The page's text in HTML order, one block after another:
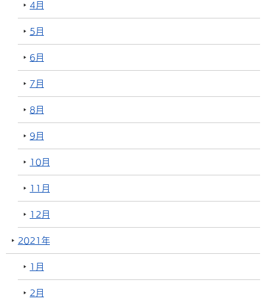
4月
5月
6月
7月
8月
9月
10月
11月
12月
2021年
1月
2月